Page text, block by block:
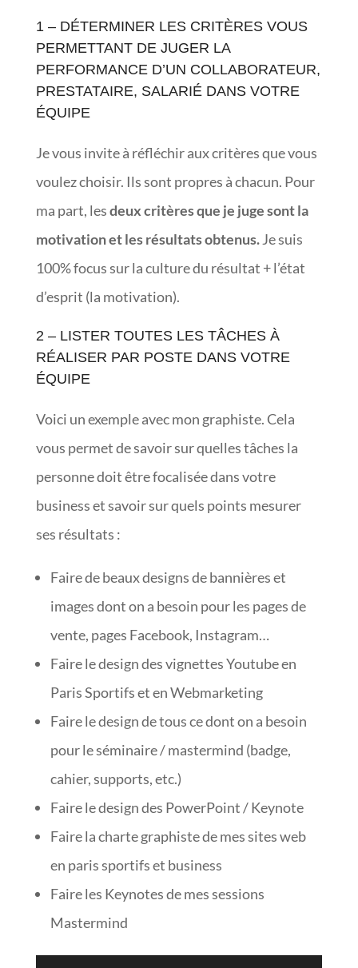
1 – DÉTERMINER LES CRITÈRES VOUS
PERMETTANT DE JUGER LA
PERFORMANCE D’UN COLLABORATEUR,
PRESTATAIRE, SALARIÉ DANS VOTRE
ÉQUIPE
Je vous invite à réfléchir aux critères que vous
voulez choisir. Ils sont propres à chacun. Pour
ma part, lesdeux critères que je juge sont la
motivation et les résultats obtenus.Je suis
100% focus sur la culture du résultat + l’état
d’esprit (la motivation).
2 – LISTER TOUTES LES TÂCHES À
RÉALISER PAR POSTE DANS VOTRE
ÉQUIPE
Voici un exemple avec mon graphiste. Cela
vous permet de savoir sur quelles tâches la
personne doit être focalisée dans votre
business et savoir sur quels points mesurer
ses résultats :
Faire de beaux designs de bannières et
images dont on a besoin pour les pages de
vente, pages Facebook, Instagram…
Faire le design des vignettes Youtube en
Paris Sportifs et en Webmarketing
Faire le design de tous ce dont on a besoin
pour le séminaire / mastermind (badge,
cahier, supports, etc.)
Faire le design des PowerPoint / Keynote
Faire la charte graphiste de mes sites web
en paris sportifs et business
Faire les Keynotes de mes sessions
Mastermind